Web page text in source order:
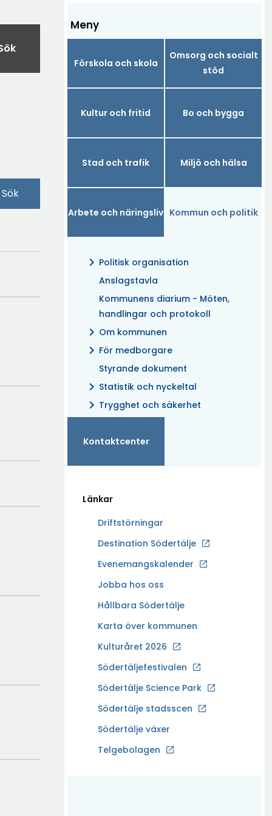
Meny
Förskola och skola
Omsorg och socialt
stöd
Kultur och fritid Bo och bygga
Stad och trafik Miljö och hälsa
Arbete och näringsliv Kommun och politik
chevron_right Politisk organisation
Anslagstavla
Kommunens diarium - Möten,
handlingar och protokoll
chevron_right Om kommunen
chevron_right För medborgare
Styrande dokument
chevron_right Statistik och nyckeltal
chevron_right Trygghet och säkerhet
Kontaktcenter
Länkar
Driftstörningar
Destination Södertälje
Ö
p
n
a
y
t
f
ö
n
t
Evenemangskalender
Jobba hos oss
Ö
p
n
a
y
t
f
ö
Hållbara Södertälje
Karta över kommunen
Kulturåret 2026
Södertäljefestivalen
Södertälje Science Park
Ö
p
n
a
Södertälje stadsscen
Södertälje växer
Telgebolagen
Ö
Sök